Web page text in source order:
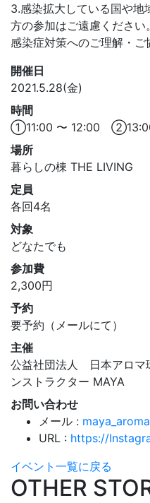
3.感染拡大している国や地
方の参加はご遠慮ください。
感染症対策へのご理解・ご
開催日
2021.5.28(金)
時間
①11:00 〜 12:00
場所
暮らしの棟 THE LIVING
定員
各回4名
対象
どなたでも
参加費
2,300円
予約
要予約（メールにて）
主催
公益社団法人 日本アロマ
ンストラクター MAYA
お問い合わせ
メール :
URL : https://
イベント一覧に戻る
OTHER